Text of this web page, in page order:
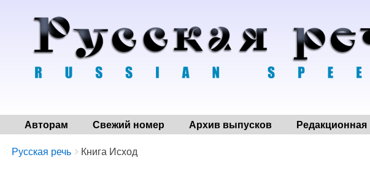
Авторам Свежий номер Архив выпусков Редакционная
Breadcrumbs
You
Русская речь Книга Исход